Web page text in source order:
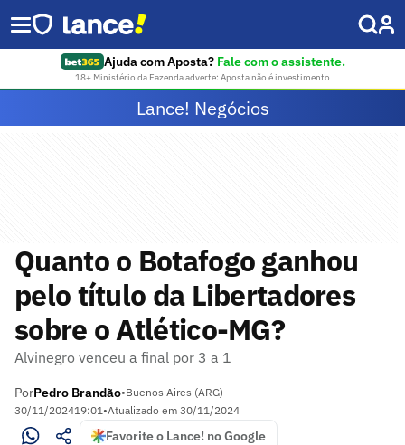
Ajuda com Aposta? Fale com o assistente.
18+ Ministério da Fazenda adverte: Aposta não é investimento
Lance! Negócios
Quanto o Botafogo ganhou
pelo título da Libertadores
sobre o Atlético-MG?
Alvinegro venceu a final por 3 a 1
PorPedro Brandão•Buenos Aires (ARG)
30/11/202419:01•Atualizado em 30/11/2024
Favorite o Lance! no Google